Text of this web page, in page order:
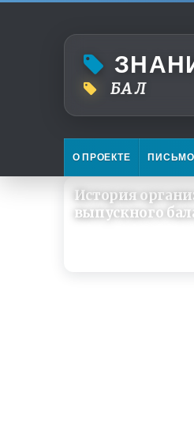
БАЛ
О ПРОЕКТЕ
История
выпускного